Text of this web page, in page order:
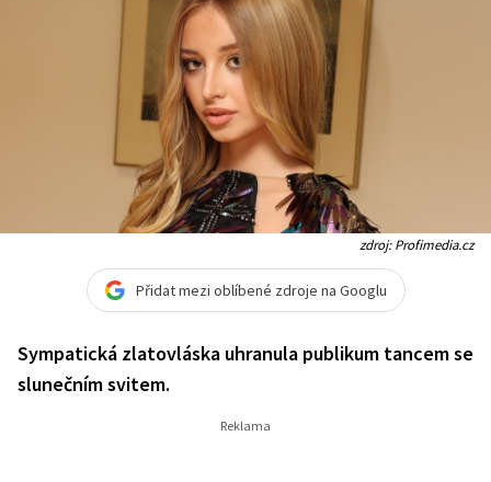
zdroj: Profimedia.cz
Přidat mezi oblíbené zdroje na Googlu
Sympatická zlatovláska uhranula publikum tancem se
slunečním svitem.